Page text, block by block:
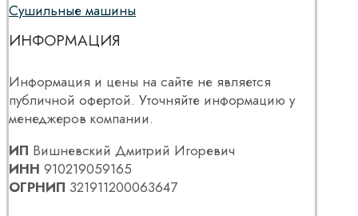
Сушильные машины
ИНФОРМАЦИЯ
Информация и цены на сайте не является
публичной офертой. Уточняйте информацию у
менеджеров компании.
ИП Вишневский Дмитрий Игоревич
ИНН 910219059165
ОГРНИП 321911200063647